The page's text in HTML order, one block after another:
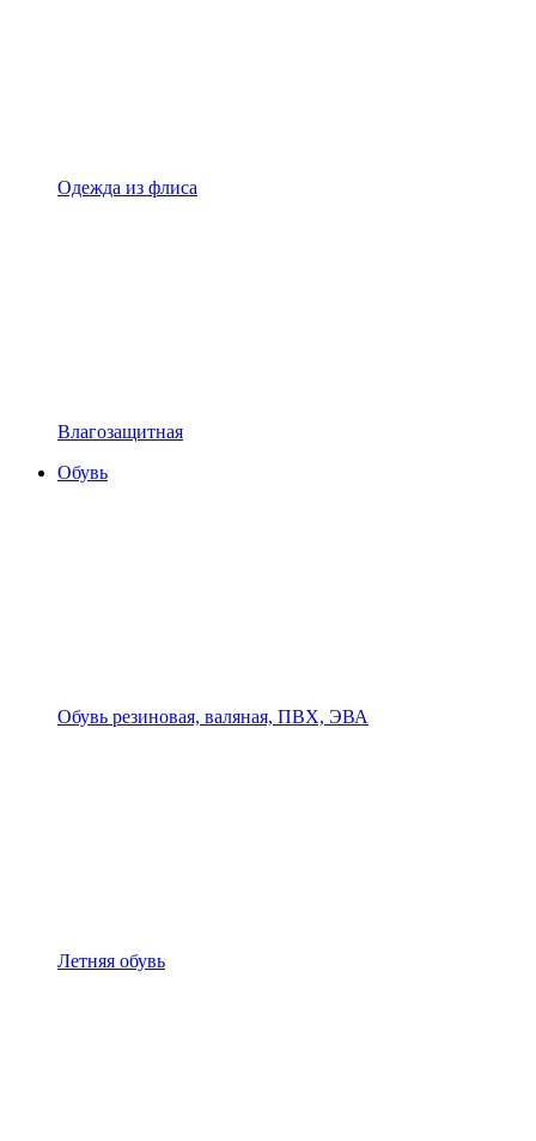
Одежда из флиса
Влагозащитная
Обувь
Обувь резиновая, валяная, ПВХ, ЭВА
Летняя обувь